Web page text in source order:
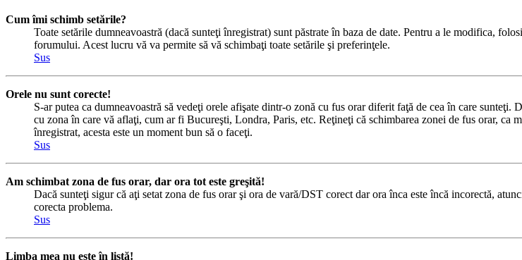
Cum îmi schimb setările?
Toate setările dumneavoastră (dacă sunteţi înregistrat) sunt păstrate în baza de date. Pentru a le modifica,
forumului. Acest lucru vă va permite să vă schimbaţi toate setările şi preferinţele.
Sus
Orele nu sunt corecte!
S-ar putea ca dumneavoastră să vedeţi orele afişate dintr-o zonă cu fus orar diferit faţă de cea în care
cu zona în care vă aflaţi, cum ar fi Bucureşti, Londra, Paris, etc. Reţineţi că schimbarea zonei de fus orar,
înregistrat, acesta este un moment bun să o faceţi.
Sus
Am schimbat zona de fus orar, dar ora tot este greşită!
Dacă sunteţi sigur că aţi setat zona de fus orar şi ora de vară/DST corect dar ora înca este încă incorectă,
corecta problema.
Sus
Limba mea nu este în listă!